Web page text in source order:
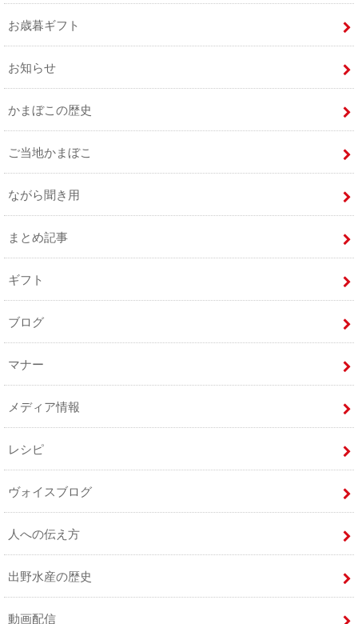
お歳暮ギフト
お知らせ
かまぼこの歴史
ご当地かまぼこ
ながら聞き用
まとめ記事
ギフト
ブログ
マナー
メディア情報
レシピ
ヴォイスブログ
人への伝え方
出野水産の歴史
動画配信